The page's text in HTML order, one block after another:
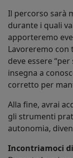
Il percorso sarà
durante i quali
apporteremo
Lavoreremo con
deve essere
insegna a
corretto per
Alla fine, avrai
gli strumenti
autonomia,
Incontriamoci